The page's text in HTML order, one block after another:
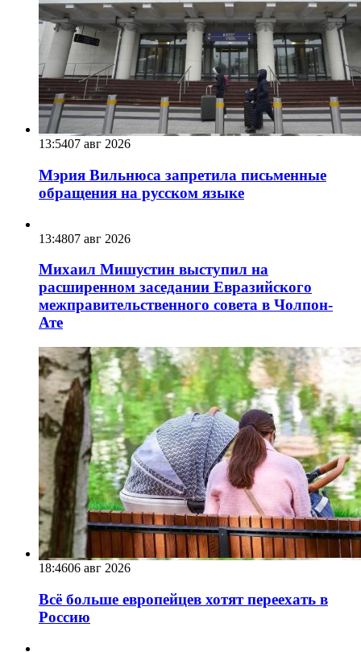
13:5407 авг 2026
Мэрия Вильнюса запретила письменные
обращения на русском языке
13:4807 авг 2026
Михаил Мишустин выступил на
расширенном заседании Евразийского
межправительственного совета в Чолпон-
Ате
18:4606 авг 2026
Всё больше европейцев хотят переехать в
Россию